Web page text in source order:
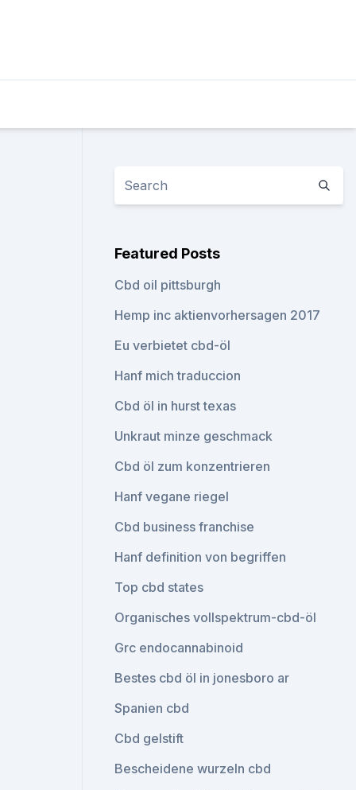
Featured Posts
Cbd oil pittsburgh
Hemp inc aktienvorhersagen 2017
Eu verbietet cbd-öl
Hanf mich traduccion
Cbd öl in hurst texas
Unkraut minze geschmack
Cbd öl zum konzentrieren
Hanf vegane riegel
Cbd business franchise
Hanf definition von begriffen
Top cbd states
Organisches vollspektrum-cbd-öl
Grc endocannabinoid
Bestes cbd öl in jonesboro ar
Spanien cbd
Cbd gelstift
Bescheidene wurzeln cbd